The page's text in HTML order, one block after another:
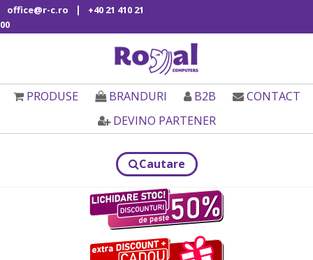
office@r-c.ro |
+40 21 410 21
00
PRODUSE BRANDURI B2B
CONTACT
DEVINO PARTENER
Cautare